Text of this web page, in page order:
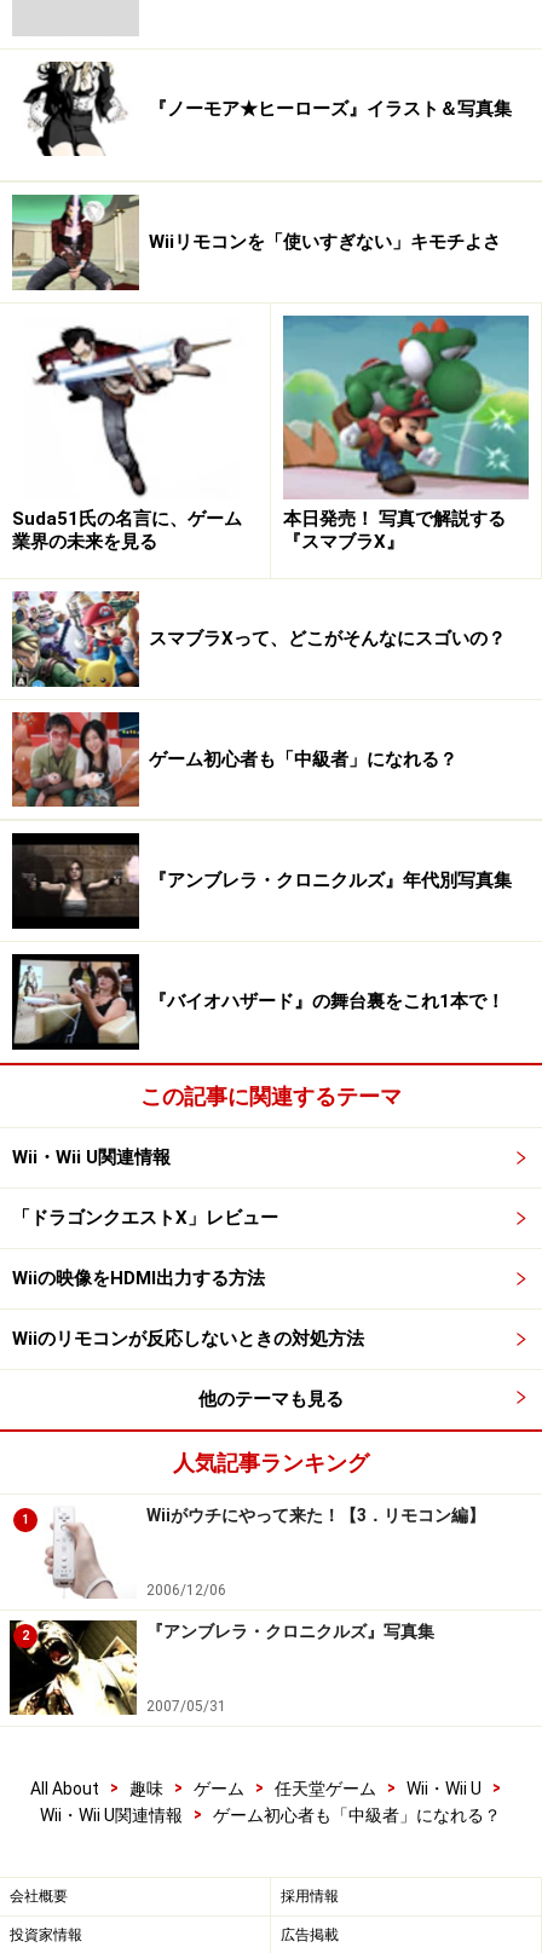
『ノーモア★ヒーローズ』イラスト＆写真集
Wiiリモコンを「使いすぎない」キモチよさ
Suda51氏の名言に、ゲーム
業界の未来を見る
本日発売！ 写真で解説する
『スマブラX』
スマブラXって、どこがそんなにスゴいの？
ゲーム初心者も「中級者」になれる？
『アンブレラ・クロニクルズ』年代別写真集
『バイオハザード』の舞台裏をこれ1本で！
この記事に関連するテーマ
Wii・Wii U関連情報
「ドラゴンクエストX」レビュー
Wiiの映像をHDMI出力する方法
Wiiのリモコンが反応しないときの対処方法
他のテーマも見る
人気記事ランキング
1 Wiiがウチにやって来た！【3．リモコン編】
2006/12/06
2 『アンブレラ・クロニクルズ』写真集
2007/05/31
All About > 趣味 > ゲーム > 任天堂ゲーム > Wii・Wii U
>
Wii・Wii U関連情報
> ゲーム初心者も「中級者」になれる？
会社概要 採用情報
投資家情報 広告掲載